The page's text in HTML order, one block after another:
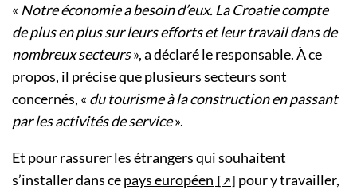
« Notre économie a besoin d’eux. La Croatie compte
de plus en plus sur leurs efforts et leur travail dans de
nombreux secteurs», a déclaré le responsable. À ce
propos, il précise que plusieurs secteurs sont
concernés, « du tourisme à la construction en passant
par les activités de service».
Et pour rassurer les étrangers qui souhaitent
s’installer dans cepays européen
pour y travailler,